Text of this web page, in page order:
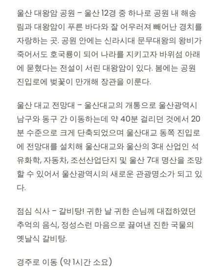
울산 대왕암 공원 – 울산 12경 중 하나로 공원 내 해송
림과 대왕암이 푸른 바다와 잘 어우러져 빼어난 경치를
자랑하는 곳. 공원 안에는 신라시대 문무대왕의 왕비가
죽어서도 호국룡이 되어 나라를 지키고자 바위섬 아래
에 묻혔다는 전설이 서린 대왕암이 있다. 봄에는 공원
진입로에 벚꽃이 만개해 장관을 이룬다.
울산 대교 전망대 – 울산대교의 개통으로 울산광역시
남구와 동구 간 이동하는데 약 40분 걸리던 것에서 20
분 수준으로 크게 단축되었으며 울산대교 동쪽 진입로
에 전망대를 설치해 울산대교와 울산의 3대 산업인 석
유화학, 자동차, 조선산업단지 및 울산 7대 명산을 조망
할 수 있어서 울산광역시의 새로운 관광명소가 되고 있
다.
점심 식사 – 갈비탕! 귀한 날 귀한 손님께 대접하였던
추억의 음식, 정성스런 마음으로 끓여낸 진한 국물의
옛날식 갈비탕.
경주로 이동 (약 1시간 소요)